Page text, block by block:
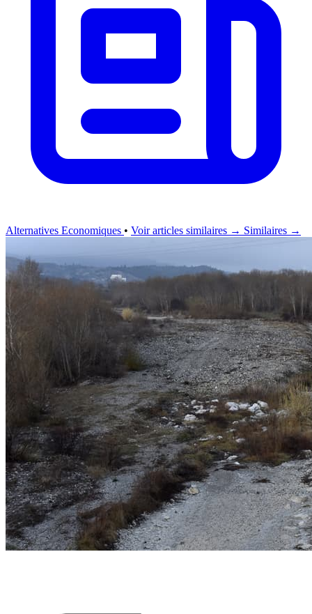
Alternatives Economiques • Voir articles similaires → Similaires →